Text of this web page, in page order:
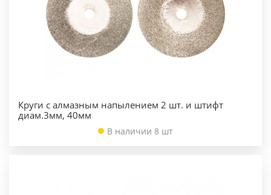
Круги с алмазным напылением 2 шт. и штифт
диам.3мм, 40мм
В наличии 8 шт